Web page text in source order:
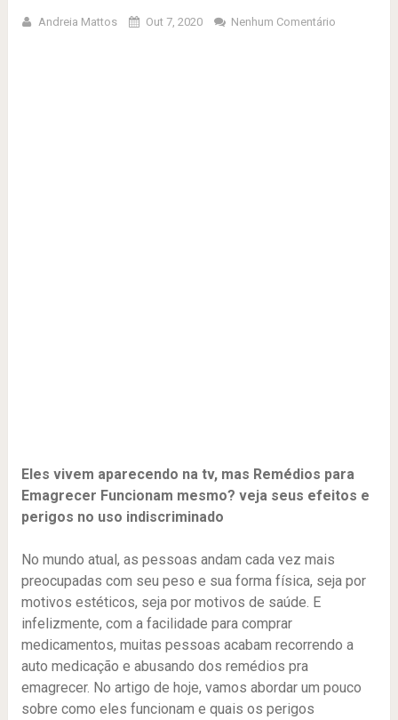
Andreia Mattos Out 7, 2020 Nenhum Comentário
Eles vivem aparecendo na tv, mas Remédios para
Emagrecer Funcionam mesmo? veja seus efeitos e
perigos no uso indiscriminado
No mundo atual, as pessoas andam cada vez mais
preocupadas com seu peso e sua forma física, seja por
motivos estéticos, seja por motivos de saúde. E
infelizmente, com a facilidade para comprar
medicamentos, muitas pessoas acabam recorrendo a
auto medicação e abusando dos remédios pra
emagrecer. No artigo de hoje, vamos abordar um pouco
sobre como eles funcionam e quais os perigos